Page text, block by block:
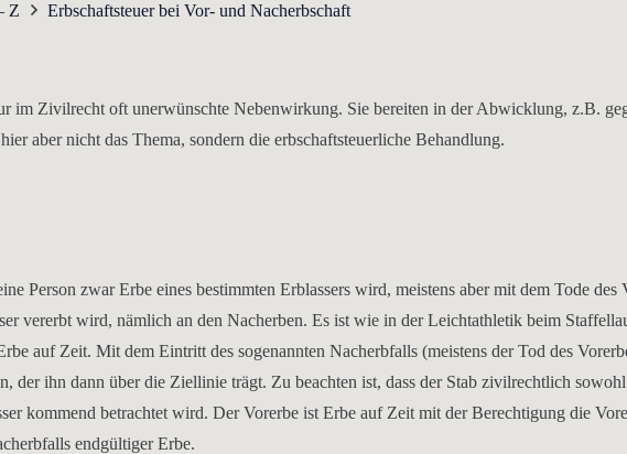
Z Erbschaftsteuer bei Vor- und Nacherbschaft
im Zivilrecht oft unerwünschte Nebenwirkung. Sie bereiten in der Abwicklung, z.B.
aber nicht das Thema, sondern die erbschaftsteuerliche Behandlung.
Person zwar Erbe eines bestimmten Erblassers wird, meistens aber mit dem Tode des
vererbt wird, nämlich an den Nacherben. Es ist wie in der Leichtathletik beim
auf Zeit. Mit dem Eintritt des sogenannten Nacherbfalls (meistens der Tod des
der ihn dann über die Ziellinie trägt. Zu beachten ist, dass der Stab zivilrechtlich
kommend betrachtet wird. Der Vorerbe ist Erbe auf Zeit mit der Berechtigung die
endgültiger Erbe.